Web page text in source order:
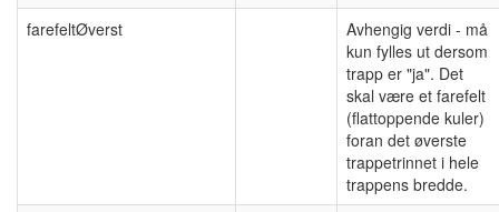
farefeltØverst
Avhengig verdi - må
kun fylles ut dersom
trapp er "ja". Det
skal være et farefelt
(flattoppende kuler)
foran det øverste
trappetrinnet i hele
trappens bredde.